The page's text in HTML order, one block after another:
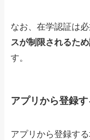
なお、在学認証は
スが制限されるた
す。
アプリから登録
アプリから登録す